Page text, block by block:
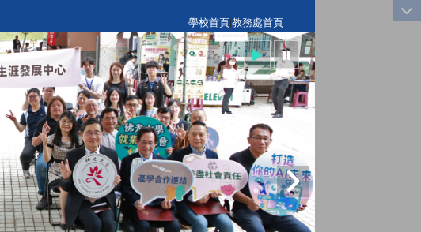
學校首頁|教務處首頁